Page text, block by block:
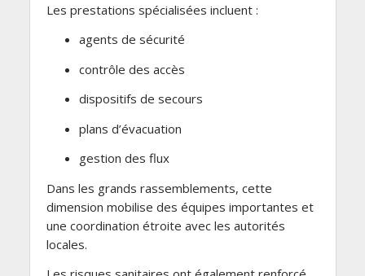
Les prestations spécialisées incluent :
agents de sécurité
contrôle des accès
dispositifs de secours
plans d’évacuation
gestion des flux
Dans les grands rassemblements, cette
dimension mobilise des équipes importantes et
une coordination étroite avec les autorités
locales.